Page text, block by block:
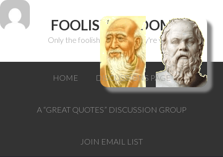
FOOLISH WISDOM
Only the foolish can think they're wise.
HOME DISCUSSIONS PAGE
A “GREAT QUOTES” DISCUSSION GROUP
JOIN EMAIL LIST